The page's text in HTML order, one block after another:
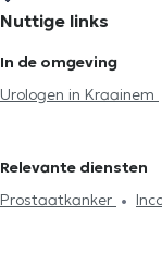
Nuttige links
In de omgeving
Urologen in Kraainem
in Lasne
Urologen
Relevante diensten
Prostaatkanker